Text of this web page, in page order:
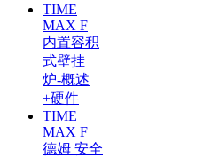
TIME
MAX F
内置容积
式壁挂
炉-概述
+硬件
TIME
MAX F
德姆 安全